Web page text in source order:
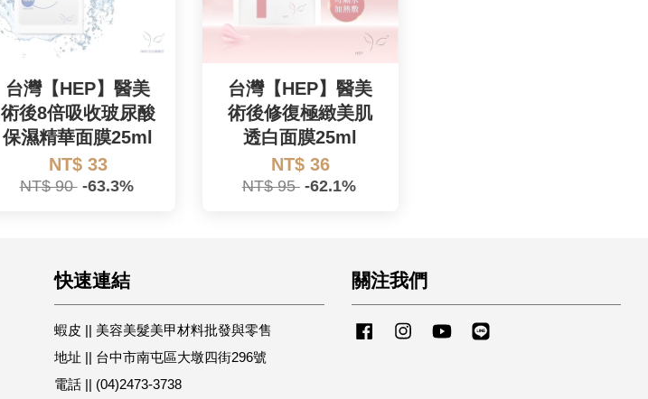
台灣【HEP】醫美
術後8倍吸收玻尿酸
保濕精華面膜25ml
NT$ 33
NT$ 90 -63.3%
台灣【HEP】醫美
術後修復極緻美肌
透白面膜25ml
NT$ 36
NT$ 95 -62.1%
快速連結
蝦皮 || 美容美髮美甲材料批發與零售
地址 || 台中市南屯區大墩四街296號
電話 || (04)2473-3738
關注我們
FacebookInstagramYouTube